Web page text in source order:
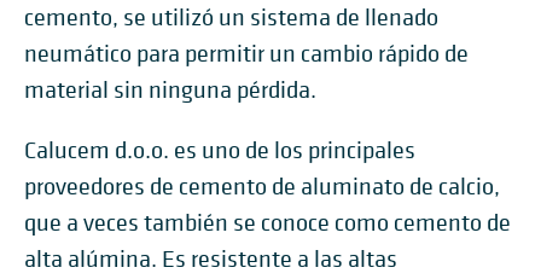
cemento, se utilizó un sistema de llenado
neumático para permitir un cambio rápido de
material sin ninguna pérdida.
Calucem d.o.o. es uno de los principales
proveedores de cemento de aluminato de calcio,
que a veces también se conoce como cemento de
alta alúmina. Es resistente a las altas